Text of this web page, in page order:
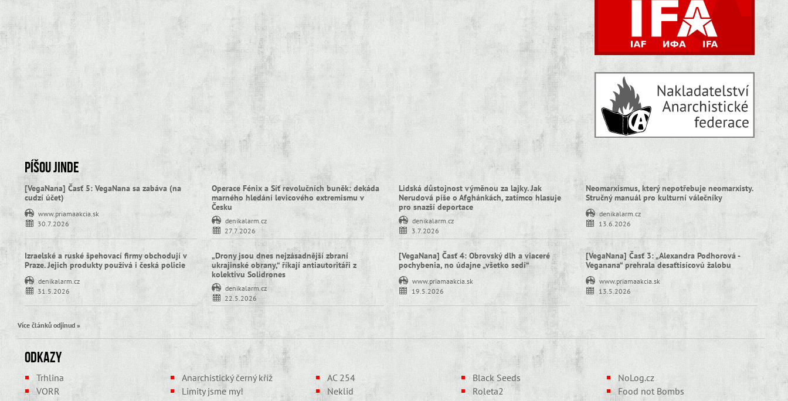
Píšou jinde
[VegaNana] Časť 5: VegaNana sa zabáva (na
cudzí účet)
www.priamaakcia.sk
30.7.2026
Operace Fénix a Síť revolučních buněk: dekáda
marného hledání levicového extremismu v
Česku
denikalarm.cz
27.7.2026
Lidská důstojnost výměnou za lajky. Jak
Nerudová píše o Afghánkách, zatímco hlasuje
pro snazší deportace
denikalarm.cz
3.7.2026
Neomarxismus, který nepotřebuje neomarxisty.
Stručný manuál pro kulturní válečníky
denikalarm.cz
13.6.2026
Izraelské a ruské špehovací firmy obchodují v
Praze. Jejich produkty používá i česká policie
denikalarm.cz
31.5.2026
„Drony jsou dnes nejzásadnější zbraní
ukrajinské obrany,“ říkají antiautoritáři z
kolektivu Solidrones
denikalarm.cz
22.5.2026
[VegaNana] Časť 4: Obrovský dlh a viaceré
pochybenia, no údajne „všetko sedí“
www.priamaakcia.sk
19.5.2026
[VegaNana] Časť 3: „Alexandra Podhorová -
Veganana“ prehrala desaťtisícovú žalobu
www.priamaakcia.sk
13.5.2026
Více článků odjinud »
Odkazy
Trhlina Anarchistický černý kříž AC 254 Black Seeds
NoLog.cz
VORR
Limity jsme my! Neklid Roleta2
Food not Bombs